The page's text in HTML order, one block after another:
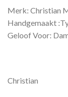
Merk: Christian
Handgemaakt
Geloof Voor:
Christian